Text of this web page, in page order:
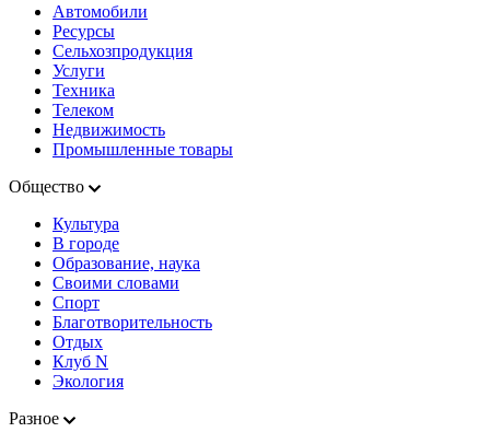
Автомобили
Ресурсы
Сельхозпродукция
Услуги
Техника
Телеком
Недвижимость
Промышленные товары
Общество
Культура
В городе
Образование, наука
Своими словами
Спорт
Благотворительность
Отдых
Клуб N
Экология
Разное